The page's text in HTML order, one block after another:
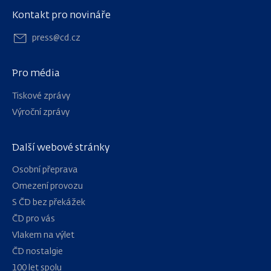
Kontakt pro novináře
press@cd.cz
Další webové stránky
Osobní přeprava
Omezení provozu
S ČD bez překážek
ČD pro vás
Vlakem na výlet
ČD nostalgie
100 let spolu
Pro média
Tiskové zprávy
Výroční zprávy